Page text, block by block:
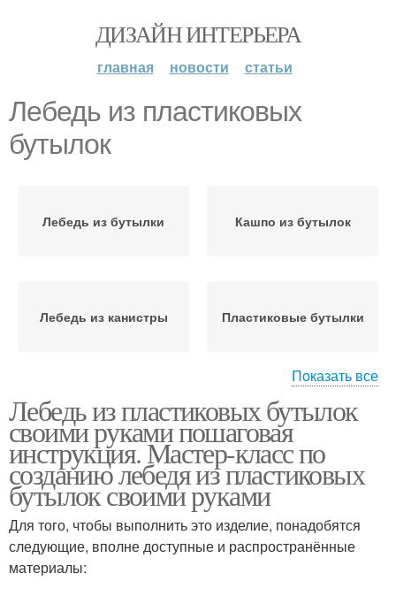
ДИЗАЙН ИНТЕРЬЕРА
главная новости статьи
Лебедь из пластиковых
бутылок
Лебедь из бутылки Кашпо из бутылок
Лебедь из канистры Пластиковые бутылки
Лебедь из покрышки Лебедь из бутылок
Кашпо из пластиковых
бутылок
Показать все
Лебедь из пластиковых бутылок
своими руками пошаговая
инструкция. Мастер-класс по
созданию лебедя из пластиковых
бутылок своими руками
Для того, чтобы выполнить это изделие, понадобятся
следующие, вполне доступные и распространённые
материалы: